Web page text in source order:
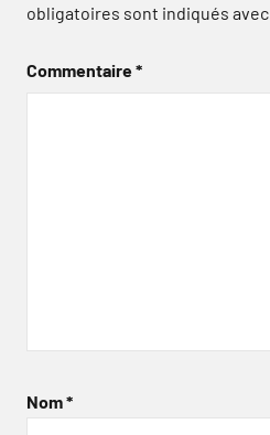
obligatoires sont indiqués avec
Commentaire*
Nom*